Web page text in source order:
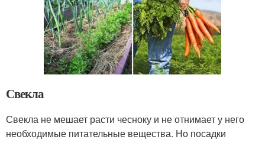
Свекла
Свекла не мешает расти чесноку и не отнимает у него
необходимые питательные вещества. Но посадки